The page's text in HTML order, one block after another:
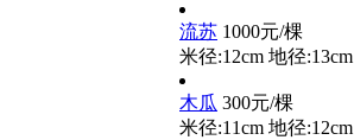
流苏 1000元/棵
米径:12cm 地径:13cm
木瓜 300元/棵
米径:11cm 地径:12cm